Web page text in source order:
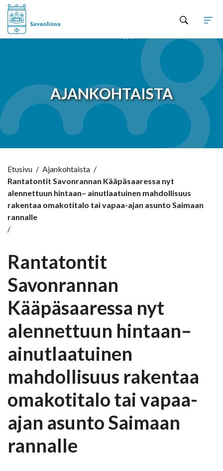
AJANKOHTAISTA
Etusivu / Ajankohtaista /
Rantatontit Savonrannan Kääpäsaaressa nyt
alennettuun hintaan– ainutlaatuinen mahdollisuus
rakentaa omakotitalo tai vapaa-ajan asunto Saimaan
rannalle
/
Rantatontit
Savonrannan
Kääpäsaaressa nyt
alennettuun hintaan–
ainutlaatuinen
mahdollisuus rakentaa
omakotitalo tai vapaa-
ajan asunto Saimaan
rannalle